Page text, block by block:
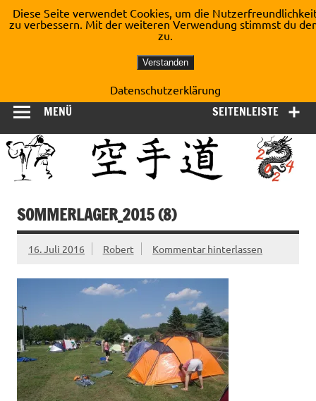
Inhalt
springen
Shotokan Karate Dojo
Kirchberg e.V.
SEITENLEISTE
MENÜ
SOMMERLAGER_2015 (8)
16. Juli 2016 Robert Kommentar hinterlassen
Diese Seite verwendet Cookies, um die
zu verbessern. Mit der weiteren Verwendung stimmst du
zu.
Verstanden
Datenschutzerklärung